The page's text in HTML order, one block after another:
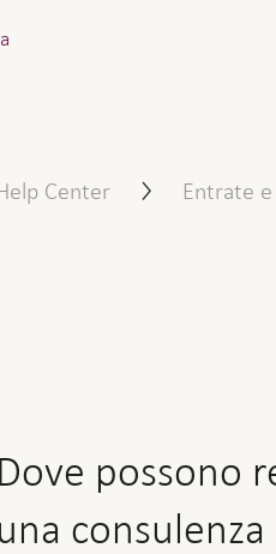
Center Entrate
Dove possono